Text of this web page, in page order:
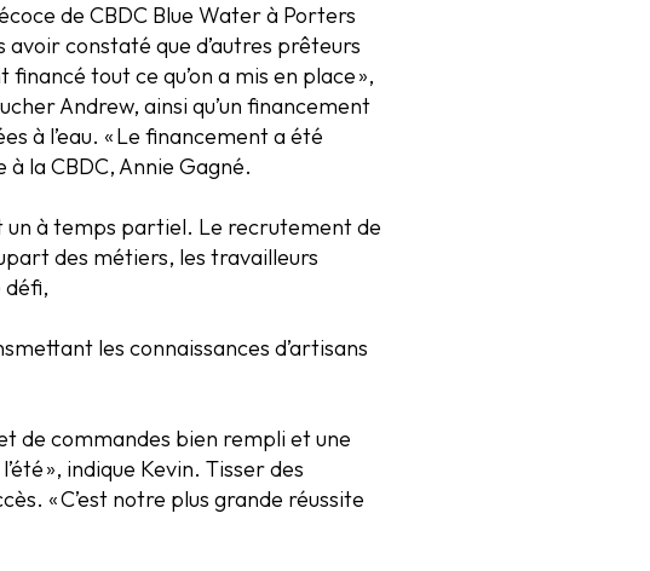
de CBDC Blue Water à Porters
avoir constaté que d’autres prêteurs
tout ce qu’on a mis en place »,
Andrew, ainsi qu’un financement
à l’eau. « Le financement a été
la CBDC, Annie Gagné.
un à temps partiel. Le recrutement de
des métiers, les travailleurs
défi,
les connaissances d’artisans
de commandes bien rempli et une
», indique Kevin. Tisser des
« C’est notre plus grande réussite